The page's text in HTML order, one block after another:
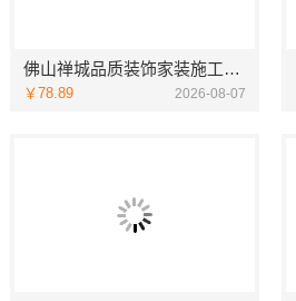
佛山禅城品质装饰家装施工选佛山市雅居美家建筑装饰工程有限公司
￥78.89 2026-08-07